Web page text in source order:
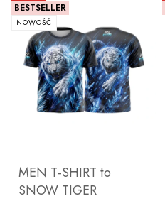
BESTSELLER
NOWOŚĆ
MEN T-SHIRT to
SNOW TIGER